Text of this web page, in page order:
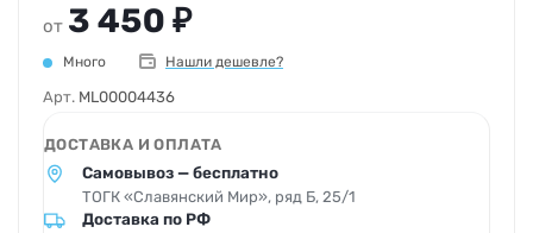
от 3 450 ₽
Много Нашли дешевле?
Арт. ML00004436
ДОСТАВКА И ОПЛАТА
Самовывоз — бесплатно
ТОГК «Славянский Мир», ряд Б, 25/1
Доставка по РФ